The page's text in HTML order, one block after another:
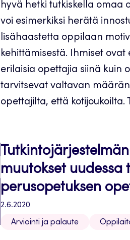
hyvä hetki tutkiskella omaa
voi esimerkiksi herätä
lisähaastetta oppilaan
kehittämisestä. Ihmiset ovat
erilaisia opettajia siinä kuin
tarvitsevat valtavan
opettajilta, että kotijoukoilta.
muutokset uudessa
perusopetuksen
2.6.2020
Arviointi ja palaute